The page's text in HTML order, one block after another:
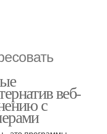
веб-
с